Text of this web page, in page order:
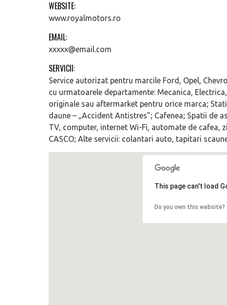
WEBSITE:
www.royalmotors.ro
EMAIL:
xxxxx@email.com
SERVICII:
Service autorizat pentru marcile Ford, Opel,
cu urmatoarele departamente: Mecanica,
originale sau aftermarket pentru orice marca;
daune – „Accident Antistres”; Cafenea; Spatii de
TV, computer, internet Wi-Fi, automate de cafea,
CASCO; Alte servicii: colantari auto, tapitari
This page can't load
Do you own this website?